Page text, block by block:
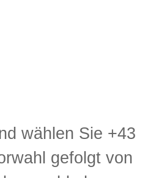
wählen Sie +43
gefolgt von